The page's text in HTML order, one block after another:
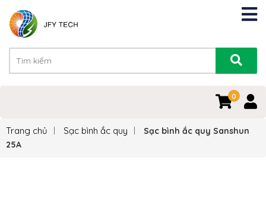
0
Trang chủ Sạc bình ắc quy
Sạc bình ắc quy Sanshun
25A